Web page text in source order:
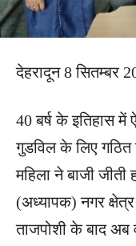
देहरादून 8 सितम्बर
40 बर्ष के इतिहास
गुडविल के लिए गठित
महिला ने बाजी
(अध्यापक) नगर
ताजपोशी के बाद अब